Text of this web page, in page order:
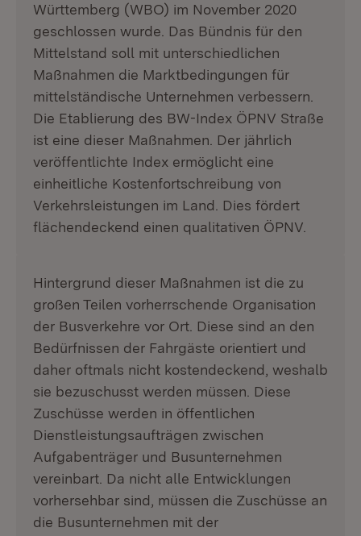
Württemberg (WBO) im November 2020
geschlossen wurde. Das Bündnis für den
Mittelstand soll mit unterschiedlichen
Maßnahmen die Marktbedingungen für
mittelständische Unternehmen verbessern.
Die Etablierung des BW-Index ÖPNV Straße
ist eine dieser Maßnahmen. Der jährlich
veröffentlichte Index ermöglicht eine
einheitliche Kostenfortschreibung von
Verkehrsleistungen im Land. Dies fördert
flächendeckend einen qualitativen ÖPNV.
Hintergrund dieser Maßnahmen ist die zu
großen Teilen vorherrschende Organisation
der Busverkehre vor Ort. Diese sind an den
Bedürfnissen der Fahrgäste orientiert und
daher oftmals nicht kostendeckend, weshalb
sie bezuschusst werden müssen. Diese
Zuschüsse werden in öffentlichen
Dienstleistungsaufträgen zwischen
Aufgabenträger und Busunternehmen
vereinbart. Da nicht alle Entwicklungen
vorhersehbar sind, müssen die Zuschüsse an
die Busunternehmen mit der